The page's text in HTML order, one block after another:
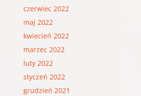
czerwiec 2022
maj 2022
kwiecień 2022
marzec 2022
luty 2022
styczeń 2022
grudzień 2021